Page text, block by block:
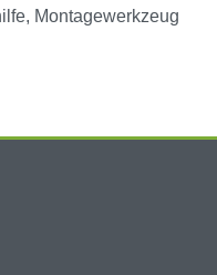
Montagewerkzeug